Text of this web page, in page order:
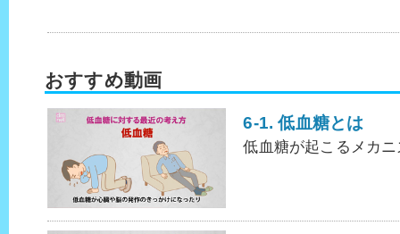
おすすめ動画
6-1. 低血糖とは
低血糖が起こるメカ